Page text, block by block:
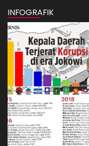
INFOGRAFIK